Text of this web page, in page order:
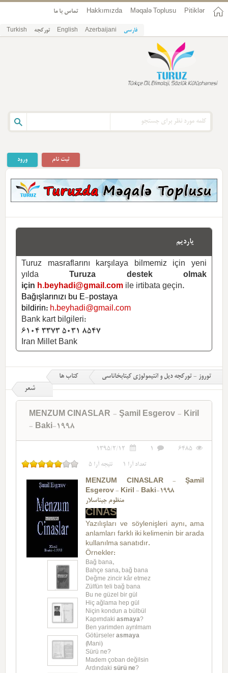
Pitiklər
Məqalə Toplusu
Hakkımızda تماس با ما
فارسی Azerbaijani
English تورکجه Turkish
ورود ثبت نام
یاردیم
Turuz masraflarını karşılaya bilmemiz için yeni
yılda
Turuza destek olmak
için h.beyhadi@gmail.com ile irtibata geçin.
Bağışlarınızı bu E-postaya
bildirin: h.beyhadi@gmail.com
Bank kart bilgileri:
6104 3373 5031 8547
Iran Millet Bank
توروز - تورکجه دیل و ائتیمولوژی کیتابخاناسی
کتاب ها
شعر
MENZUM CINASLAR - Şamil Esgerov - Kiril
- Baki-1998
6485
1
1395/2/12
تعداد آرا 1 نتیجه آرا 5
MENZUM CINASLAR - Şamil
Esgerov - Kiril - Baki-1998
منظوم جیناسلار
CINAS
Yazılışları ve söylenişleri aynı, ama
anlamları farklı iki kelimenin bir arada
kullanılma sanatıdır.
Örnekler:
Bağ bana,
Bahçe sana, bağ bana
Değme zincir kâr etmez
Zülfün teli bağ bana
Bu ne güzel bir gül
Hiç ağlama hep gül
Niçin kondun a bülbül
Kapımdakiasmaya?
Ben yarimden ayrılmam
Götürselerasmaya
(Mani)
Sürü ne?
Madem çoban değilsin
Ardındakisürü ne?